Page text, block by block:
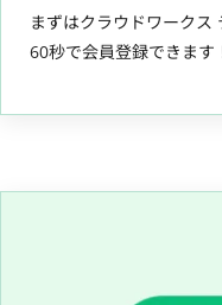
まずはクラウドワークス
60秒で会員登録できます